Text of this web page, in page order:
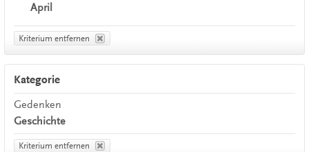
April
Kriterium entfernen
Kategorie
Gedenken
Geschichte
Kriterium entfernen